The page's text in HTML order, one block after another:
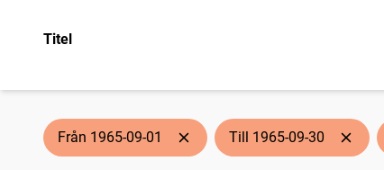
Titel
Från 1965-09-01 Till 1965-09-30